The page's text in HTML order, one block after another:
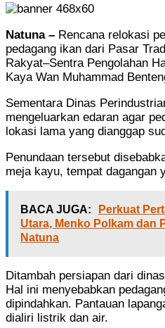
Natuna – Rencana relokasi
pedagang ikan dari Pasar
Rakyat–Sentra Pengolahan
Kaya Wan Muhammad
Sementara Dinas
mengeluarkan edaran agar
lokasi lama yang dianggap
Penundaan tersebut
meja kayu, tempat dagangan
BACA JUGA:
Perkuat
Utara, Menko Polkam dan
Natuna
Ditambah persiapan dari
Hal ini menyebabkan
dipindahkan. Pantauan
dialiri listrik dan air.